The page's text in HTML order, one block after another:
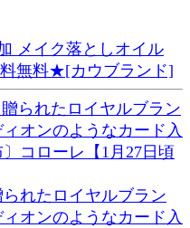
メイク落としオイル
無料★[カウブランド]
られたロイヤルブラン
オンのようなカード入